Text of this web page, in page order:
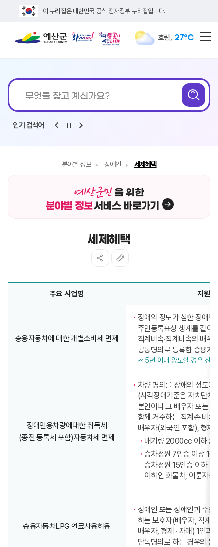
이 누리집은 대한민국 공식 전자정부 누리집입니다.
흐림, 27℃
통합검색
찾고
계신가요?
검
인기 검색어
분야별 정보 장애인 세제혜택
을 위한
분야별 정보서비스 바로가기
세제혜택
세제혜택 - 주요 사업명, 지원대상, 지원내용, 비고 정보제공
주요 사업명 지원
승용자동차에 대한 개별소비세 면제
장애의 정도가 심한 장애인
주민등록표상 생계를 같이
직계비속·직계비속의 배우
공동명의로 등록한 승용자
5년 이내 양도할 경우 잔
장애인용차량에대한 취득세
(종전 등록세 포함)자동차세 면제
차량 명의를 장애의 정도가
(시각장애기준은 자치단체
본인이나 그 배우자 또는
함께 거주하는 직계존·비
배우자(외국인 포함), 형제,
배기량 2000cc 이하 승
승차정원 7인승 이상 10
승차정원 15인승 이하
이하인 화물차, 이륜자동
승용자동차LPG 연료사용허용
장애인 또는 장애인과 주민
하는 보호자(배우자, 직계존
배우자, 형제 · 자매) 1인과
단독명의로 하는 경우의 등